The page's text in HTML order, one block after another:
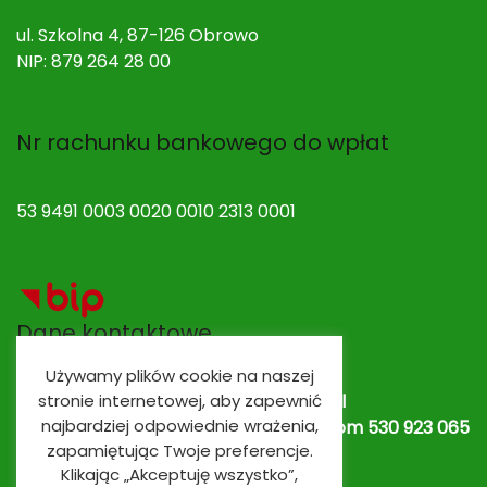
ul. Szkolna 4, 87-126 Obrowo
NIP: 879 264 28 00
Nr rachunku bankowego do wpłat
53 9491 0003 0020 0010 2313 0001
Dane kontaktowe
Adres e-mail:spobrowo@spobrowo.pl
Nr telefonu / fax:(56) 674 70 30 tel. kom 530 923 065
530 923 839Oddziały przedszkolne
Używamy plików cookie na naszej
stronie internetowej, aby zapewnić
najbardziej odpowiednie wrażenia,
zapamiętując Twoje preferencje.
Klikając „Akceptuję wszystko”,